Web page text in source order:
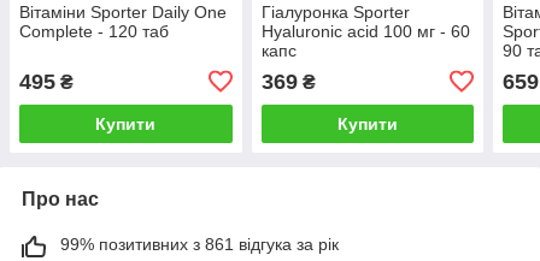
Вітаміни Sporter Daily One
Complete - 120 таб
495 ₴
Купити
Гіалуронка Sporter
Hyaluronic acid 100 мг - 60
капс
369₴
Купити
90
659
Про нас
99% позитивних з 861 відгука за рік